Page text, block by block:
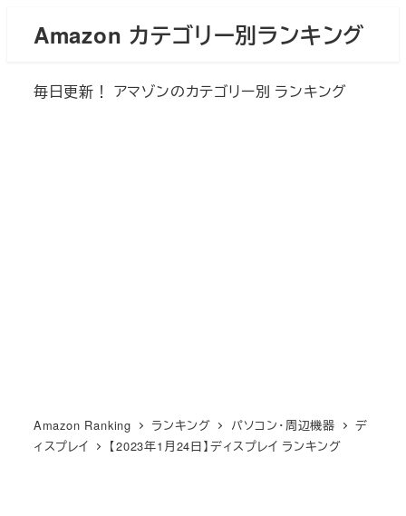
Amazon カテゴリー別ランキング
毎日更新！ アマゾンのカテゴリー別 ランキング
Amazon Ranking ランキング パソコン・周辺機器
デ
ィスプレイ
【2023年1月24日】ディスプレイ ランキング